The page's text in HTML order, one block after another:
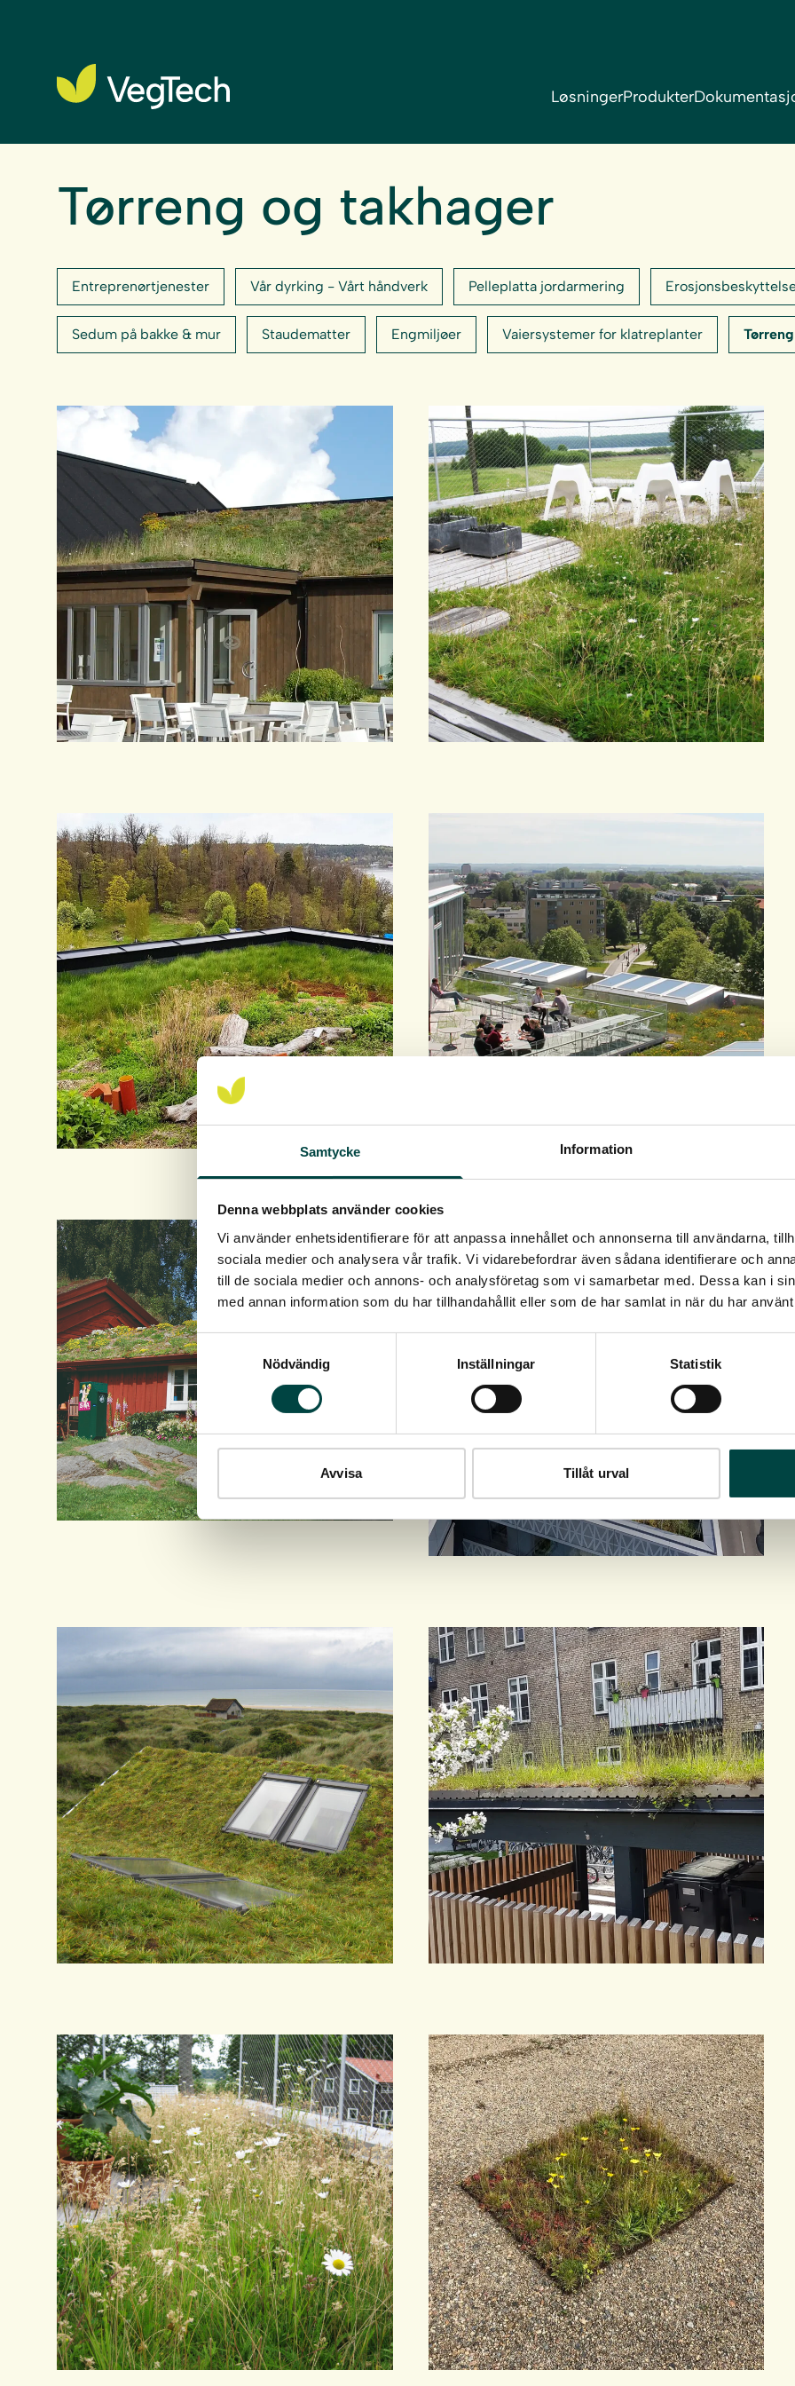
Samtycke Information
Denna webbplats använder cookies
Vi använder enhetsidentifierare för att anpassa innehållet och annonserna till användarna,
sociala medier och analysera vår trafik. Vi vidarebefordrar även sådana identifierare och
till de sociala medier och annons- och analysföretag som vi samarbetar med. Dessa kan i
med annan information som du har tillhandahållit eller som de har samlat in när du har
Samtyckesval
Nödvändig
Inställningar Statistik
Avvisa Tillåt urval
LøsningerProdukter
Tørreng og takhager
Entreprenørtjenester Vår dyrking - Vårt håndverk Pelleplatta jordarmering
Sedum på bakke & mur Staudematter Engmiljøer Vaiersystemer for klatreplanter